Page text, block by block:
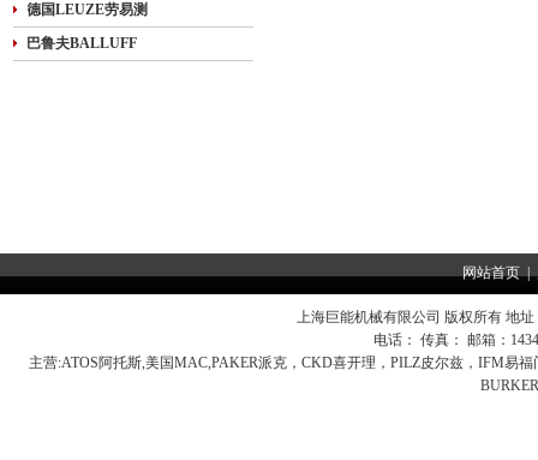
德国LEUZE劳易测
巴鲁夫BALLUFF
网站首页|
上海巨能机械有限公司 版权所有 地
电话： 传真： 邮箱：
主营:ATOS阿托斯,美国MAC,PAKER派克，CKD喜开理，PILZ皮尔兹，IFM易